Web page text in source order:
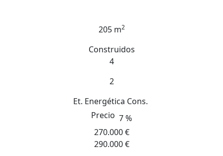
205 m2
Construidos
4
2
Et. Energética Cons.
Precio 7 %
270.000 €
290.000 €